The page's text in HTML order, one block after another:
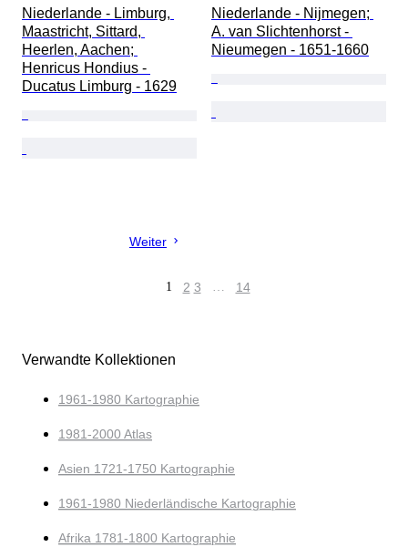
Niederlande - Limburg,
Maastricht, Sittard,
Heerlen, Aachen;
Henricus Hondius -
Ducatus Limburg - 1629
Niederlande - Nijmegen;
A. van Slichtenhorst -
Nieumegen - 1651-1660
Weiter
1 2 3 … 14
Verwandte Kollektionen
1961-1980 Kartographie
1981-2000 Atlas
Asien 1721-1750 Kartographie
1961-1980 Niederländische Kartographie
Afrika 1781-1800 Kartographie